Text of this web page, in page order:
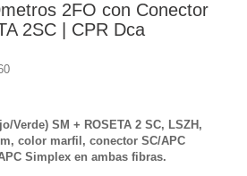
2FO con Conector
2SC | CPR Dca
Verde) SM + ROSETA 2 SC, LSZH,
, color marfil, conector SC/APC
Simplex en ambas fibras.